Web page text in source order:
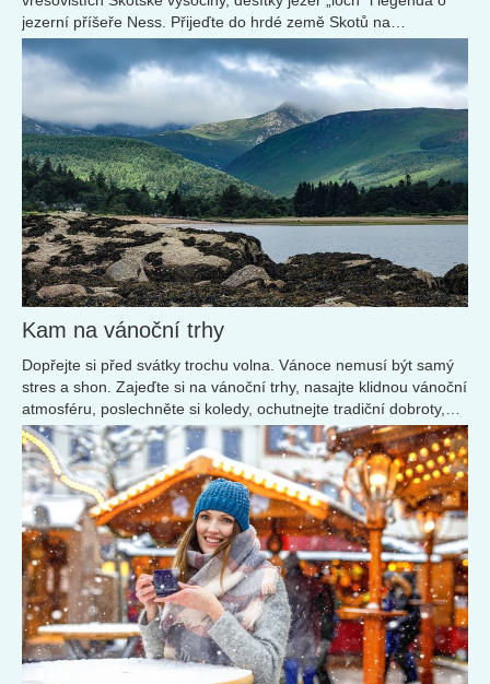
jezerní příšeře Ness. Přijeďte do hrdé země Skotů na
pohádkovou návštěvu.
Kam na vánoční trhy
Dopřejte si před svátky trochu volna. Vánoce nemusí být samý
stres a shon. Zajeďte si na vánoční trhy, nasajte klidnou vánoční
atmosféru, poslechněte si koledy, ochutnejte tradiční dobroty,
prohlédněte si výzdobu a nakupte dárky pod stromeček. I
jednodenní dovolená udělá divy a dodá vám energii až do konce
roku.